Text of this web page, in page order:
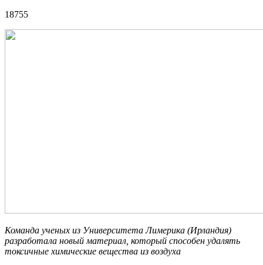
18755
Команда ученых из Университета Лимерика (Ирландия)
разработала новый материал, который способен удалять
токсичные химические вещества из воздуха